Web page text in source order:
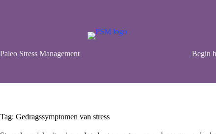
Paleo Stress Management Begin
Tag: Gedragssymptomen van stress